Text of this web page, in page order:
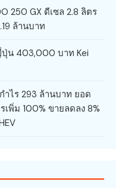
250 GX ดีเซล 2.8 ลิตร
ล้านบาท
ปุ่น 403,000 บาท Kei
ำไร 293 ล้านบาท ยอด
พิ่ม 100% ขายลดลง 8%